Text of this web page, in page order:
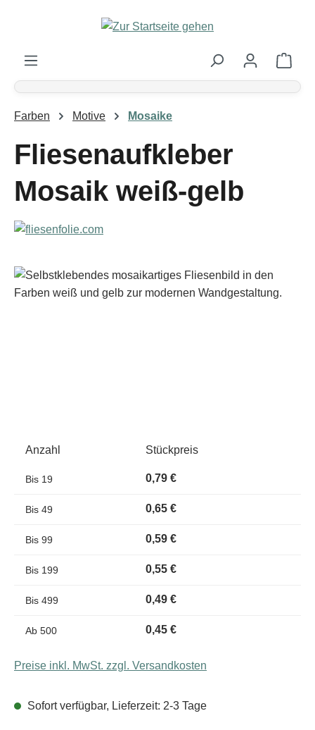
Zum Hauptinhalt springen
Farben Motive Mosaike
Fliesenaufkleber
Mosaik weiß-gelb
Bildergalerie überspringen
Anzahl Stückpreis
Bis 19 0,79 €
Bis 49 0,65 €
Bis 99 0,59 €
Bis 199 0,55 €
Bis 499 0,49 €
Ab 500 0,45 €
Preise inkl. MwSt. zzgl. Versandkosten
Sofort verfügbar, Lieferzeit: 2-3 Tage